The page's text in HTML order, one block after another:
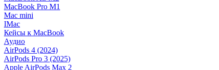
MacBook Pro M1
Mac mini
IMac
Кейсы к MacBook
Аудио
AirPods 4 (2024)
AirPods Pro 3 (2025)
Apple AirPods Max 2